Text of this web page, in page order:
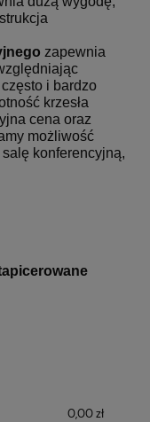
zapewnia
i bardzo
krzesła
cena oraz
możliwość
konferencyjną,
0,00 zł